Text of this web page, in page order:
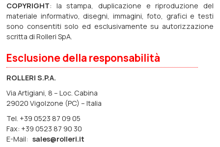
COPYRIGHT: la stampa, duplicazione e riproduzione del
materiale informativo, disegni, immagini, foto, grafici e testi
sono consentiti solo ed esclusivamente su autorizzazione
scritta di Rolleri SpA.
Esclusione della responsabilità
ROLLERI S.P.A.
Via Artigiani, 8 – Loc. Cabina
29020 Vigolzone (PC) – Italia
Tel. +39 0523 87 09 05
Fax: +39 0523 87 90 30
E-Mail:sales@rolleri.it